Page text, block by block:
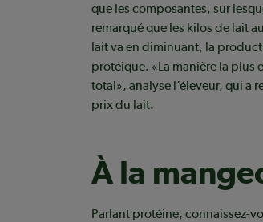
que les composantes, sur
remarqué que les kilos de lait
lait va en diminuant, la
protéique. «La manière la plus
total», analyse l’éleveur, qui a
prix du lait.
À la
Parlant protéine, connaissez-